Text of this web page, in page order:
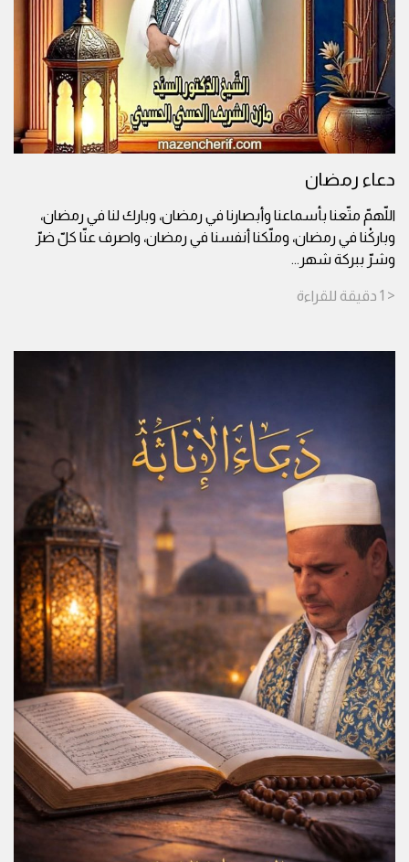
دعاء رمضان
اللّهمّ متّعنا بأسماعنا وأبصارنا في رمضان، وبارك لنا في رمضان،
وباركْنا في رمضان، وملّكنا أنفسنا في رمضان، واصرف عنّا كلّ ضرّ
وشرّ ببركة شهر ...
< 1 دقيقة للقراءة